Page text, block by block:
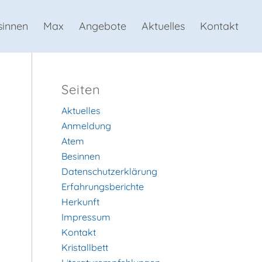
Max Angebote Aktuelles Kontakt
Seiten
Aktuelles
Anmeldung
Atem
Besinnen
Datenschutzerklärung
Erfahrungsberichte
Herkunft
Impressum
Kontakt
Kristallbett